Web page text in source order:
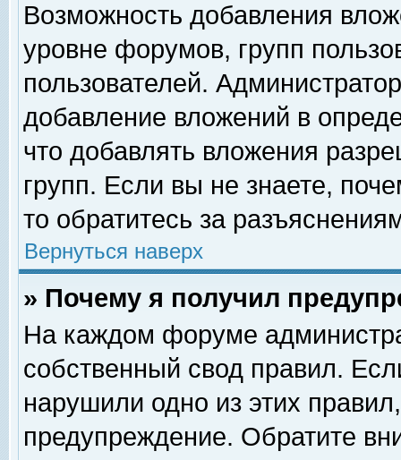
Возможность добавления
уровне форумов, групп
пользователей.
добавление вложений в
что добавлять вложения
групп. Если вы не знаете,
то обратитесь за
Вернуться наверх
» Почему я получил
На каждом форуме
собственный свод правил.
нарушили одно из этих
предупреждение. Обратите